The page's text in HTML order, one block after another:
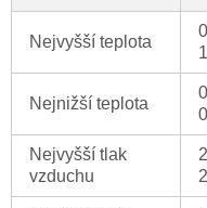
Nejvyšší teplota
Nejnižší teplota
Nejvyšší tlak
vzduchu